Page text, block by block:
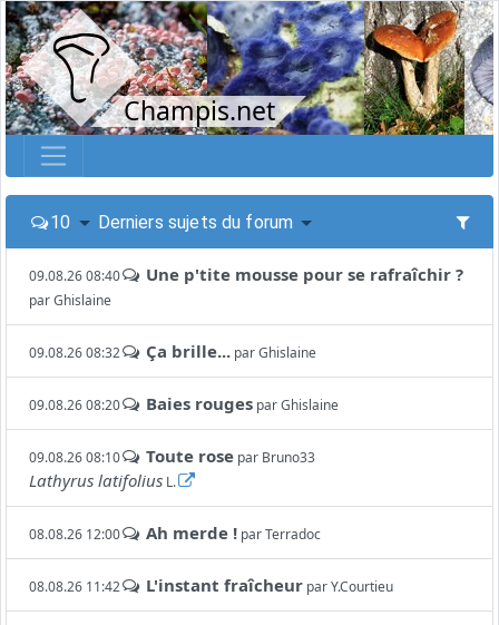
Champis.net
10 Derniers sujets du forum
09.08.26 08:40 Une p'tite mousse pour se rafraîchir ?
parGhislaine
09.08.26 08:32 Ça brille... parGhislaine
09.08.26 08:20 Baies rouges parGhislaine
09.08.26 08:10 Toute rose par Bruno33
Lathyrus latifolius L.
08.08.26 12:00 Ah merde ! parTerradoc
08.08.26 11:42 L'instant fraîcheur parY.Courtieu